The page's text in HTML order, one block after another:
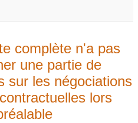
complète n'a pas
une partie de
sur les négociations
lors